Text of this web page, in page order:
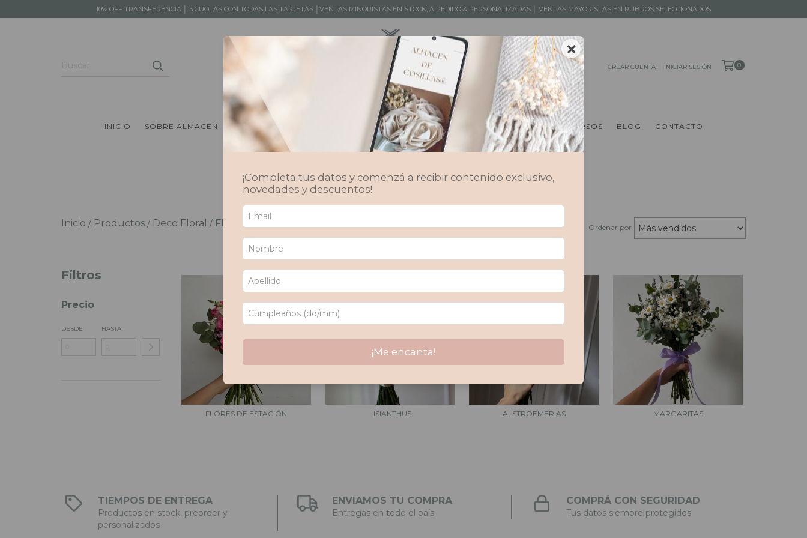
10% OFF TRANSFERENCIA │ 3 CUOTAS CON TODAS LAS TARJETAS │VENTAS MINORISTAS EN STOCK, A PEDIDO & PERSONALIZADAS │ VENTAS MAYORISTAS EN RUBROS SELECCIONADOS
CREAR CUENTA INICIAR SESIÓN 0
INICIO SOBRE ALMACEN PRODUCTOS DISEÑOS DE AUTOR KIDS SERVICIOS MAYORISTAS RECURSOS BLOG CONTACTO
Flores Frescas
Servicio PREORDER
Inicio / Productos / Deco Floral / Flores Frescas Ordenar por
Filtros
Precio
DESDE HASTA
FLORES DE ESTACIÓN LISIANTHUS ALSTROEMERIAS MARGARITAS
TIEMPOS DE ENTREGA
Productos en stock, preorder y
personalizados
ENVIAMOS TU COMPRA
Entregas en todo el país
COMPRÁ CON SEGURIDAD
Tus datos siempre protegidos
×
¡Completa tus datos y comenzá a recibir contenido exclusivo,
novedades y descuentos!
¡Me encanta!